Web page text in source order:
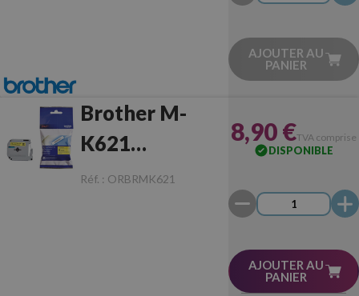
AJOUTER AU
PANIER
Brother M-
K621
Noir/Jaune
Réf. : ORBRMK621
8,90 €TVA comprise
DISPONIBLE
AJOUTER AU
PANIER